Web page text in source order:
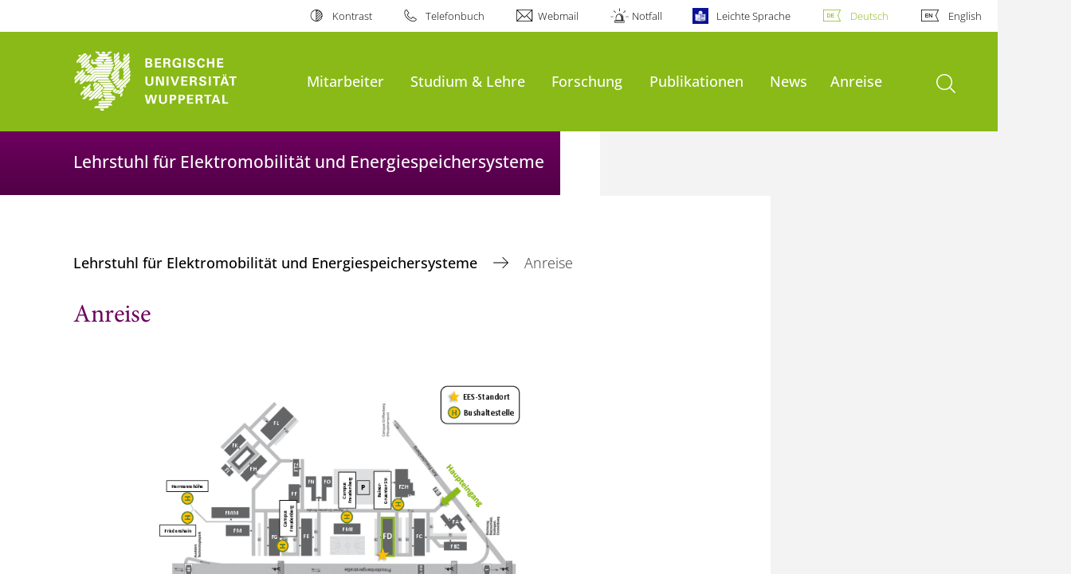
Kontrast Telefonbuch Webmail Notfall Leichte Sprache Deutsch English
Mitarbeiter Studium & Lehre Forschung Publikationen News Anreise Suche öffnen
Lehrstuhl für Elektromobilität und Energiespeichersysteme
Lehrstuhl für Elektromobilität und Energiespeichersysteme Anreise
Anreise